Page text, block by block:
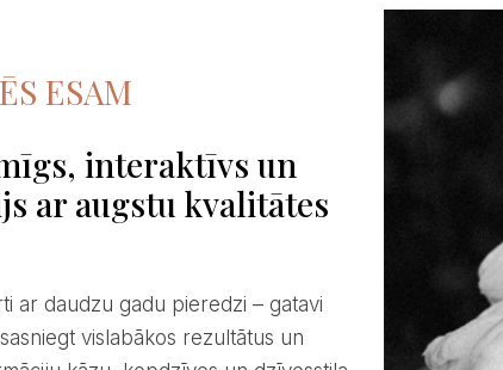
ESAM
interaktīvs un
ar augstu kvalitātes
vislabākos rezultātus un